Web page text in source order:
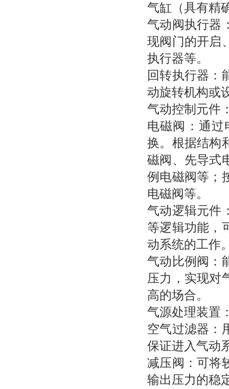
气缸（具有精
气动阀执行器
现阀门的开启
执行器等。
回转执行器：
动旋转机构或
气动控制元件
电磁阀：通过
换。根据结构
磁阀、先导式
例电磁阀等；
电磁阀等。
气动逻辑元件
等逻辑功能，
动系统的工作
气动比例阀：
压力，实现对
高的场合。
气源处理装置
空气过滤器：
保证进入气动
减压阀：可将
输出压力的稳